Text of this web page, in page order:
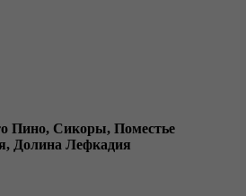
Пино, Сикоры, Поместье
Долина Лефкадия